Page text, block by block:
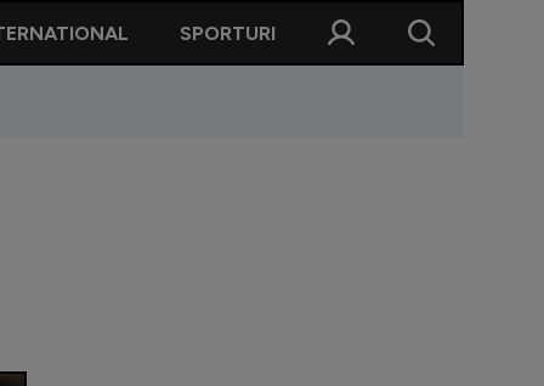
SPORTURI